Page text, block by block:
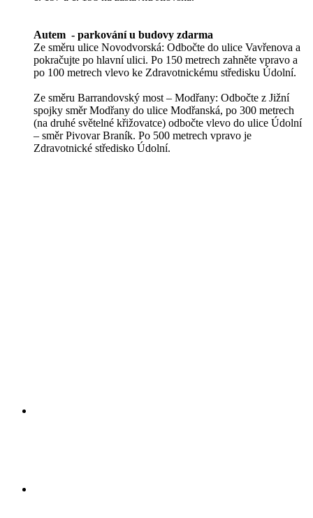
Autem - parkování u budovy zdarma
Ze směru ulice Novodvorská: Odbočte do ulice Vavřenova a
pokračujte po hlavní ulici. Po 150 metrech zahněte vpravo a
po 100 metrech vlevo ke Zdravotnickému středisku Údolní.
Ze směru Barrandovský most – Modřany: Odbočte z Jižní
spojky směr Modřany do ulice Modřanská, po 300 metrech
(na druhé světelné křižovatce) odbočte vlevo do ulice Údolní
– směr Pivovar Braník. Po 500 metrech vpravo je
Zdravotnické středisko Údolní.